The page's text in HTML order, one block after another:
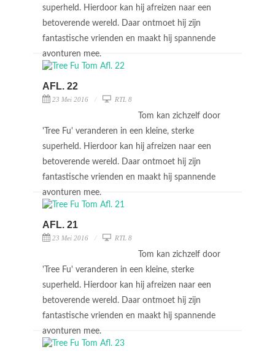
superheld. Hierdoor kan hij afreizen naar een
betoverende wereld. Daar ontmoet hij zijn
fantastische vrienden en maakt hij spannende
avonturen mee.
AFL. 22
23 Mei 2016 RTL 8
Tom kan zichzelf door
'Tree Fu' veranderen in een kleine, sterke
superheld. Hierdoor kan hij afreizen naar een
betoverende wereld. Daar ontmoet hij zijn
fantastische vrienden en maakt hij spannende
avonturen mee.
AFL. 21
23 Mei 2016 RTL 8
Tom kan zichzelf door
'Tree Fu' veranderen in een kleine, sterke
superheld. Hierdoor kan hij afreizen naar een
betoverende wereld. Daar ontmoet hij zijn
fantastische vrienden en maakt hij spannende
avonturen mee.